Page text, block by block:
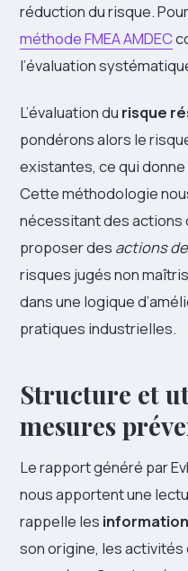
réduction du risque.
méthode FMEA AMDEC
l’évaluation
L’évaluation du risque
pondérons alors le
existantes, ce qui
Cette méthodologie
nécessitant des actions
proposer des actions
risques jugés non
dans une logique
pratiques industrielles.
Structure et
mesures
Le rapport généré par
nous apportent une
rappelle les
son origine, les